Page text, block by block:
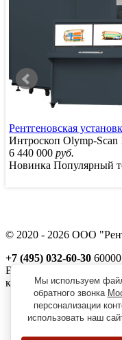
Рентгеновская
Интроскоп Olymp-Scan
6 440 000 руб.
Новинка Популярный
© 2020 - 2026 ООО
+7 (495) 032-60-30
Владимир, ул. Северная,
корп. 11, пом. 41
Реквизиты
Политика обработки
Пользовательское
Согласие на
Мы используем
обратного звонка
персонализации
использовать наш